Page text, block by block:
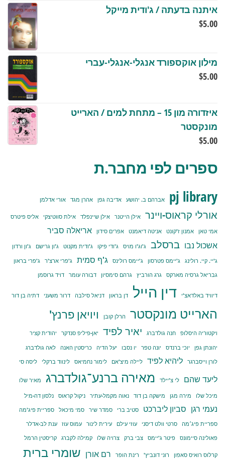
איתנה בדעתה / ג'ודית מייקל
$5.00
מילון אוקספורד אנגלי-אנגלי-עברי
$5.00
איזדורה מון 15 – מתחת למים / הארייט
מונקסטר
$5.00
ספרים לפי מחבר.ת
pj library אברהם ב. יהושע אדיבה גפן אהרן מגד אורי אדלמן
אורלי קראוס-ויינר אילן הייטנר אילן שיינפלד אילת סווטיצקי אליס פיטרס
אמי טאן אמנון ז'קונט אניטה דיאמנט אפרים סידון
אריאלה סביר
אשכול נבו ברסלב ג'וג'ו מויס ג'ודי פיקו ג'ודית מקנוט ג'ון גרישם ג'ון ורדון
ג'יי. קיי. רולינג ג'יימס פטרסון ג'יימס רולינס ג'ף סמית ג'פרי ארצ'ר
ג'פרי בראון
גבריאל גרסיה מארקס
גרג הורביץ גרהם סימסיון דבורה עומר דויד גרוסמן
דיוויד באלדאצ'י דין הייל דן בראון דניאל סילבה דרור משעני דתיה בן דור
הארייט מונקסטר הרלן קובן ויויאן פרנץ'
ויקטוריה היסלופ חנה גולדברג יאיר לפיד יאן-פיליפ סנדקר יהודית קציר
יהונתן גפן יוכי ברנדס יונה טפר יו נסבו יעל הדיה כריסטין האנה
לאה גולדברג
לורן וייסברגר
ליהיא לפיד ליילה מיצ'אם לימור נחמיאס לינווד ברקלי ליסה סי
ליעד שהם לי צ'יילד מאירה ברנע־גולדברג מאיר שלו
מיכל שלו מירה מגן מישקה בן דוד נאוה מקמל-עתיר ניקול קראוס נלסון דה-מיל
נעמי רגן סביון ליברכט סטיב ברי סמדר שיר סמי מיכאל
ספריית פיג'מה
ספריית פיג׳מה
סרטי וולט דיסני עוזי עילם עירית לינור עמוס עוז
ענת לב-אדלר
פאולינה סיימונס
פיטר ג'יימס צבי ברק צרויה שלו קמילה לקברג קריסטין הרמל
קרלוס רואיס סאפון רוני דונביץ' רינת הופר רם אורן שומרי ברית